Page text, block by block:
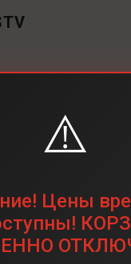
⚠️
Цены